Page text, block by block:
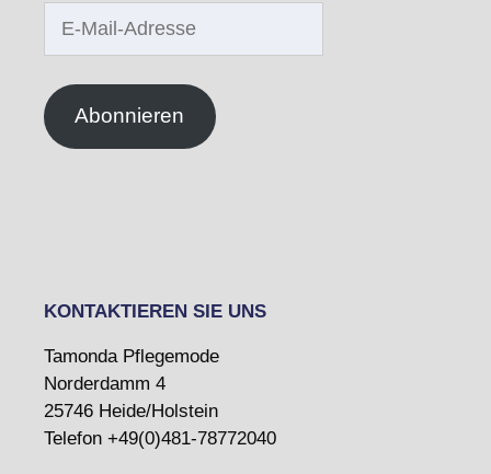
Abonnieren
KONTAKTIEREN SIE UNS
Tamonda Pflegemode
Norderdamm 4
25746 Heide/Holstein
Telefon +49(0)481-78772040